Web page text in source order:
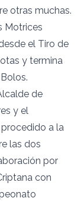
otras muchas.
Motrices
el Tiro de
y termina
de
y el
procedido a la
las dos
por
con